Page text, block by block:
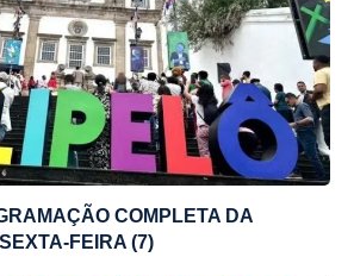
COMPLETA DA
FEIRA (7)